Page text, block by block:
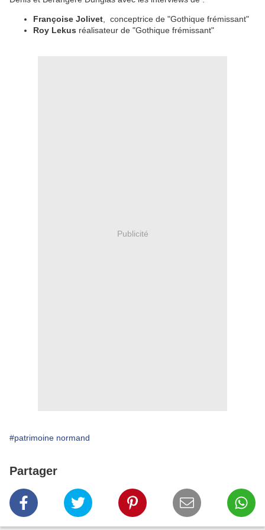
Françoise Jolivet, conceptrice de "Gothique frémissant"
Roy Lekus réalisateur de "Gothique frémissant"
Publicité
#patrimoine normand
Partager